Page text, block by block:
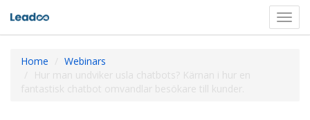
Home
Webinars
Hur man undviker usla chatbots? Kärnan i hur en
fantastisk chatbot omvandlar besökare till kunder.